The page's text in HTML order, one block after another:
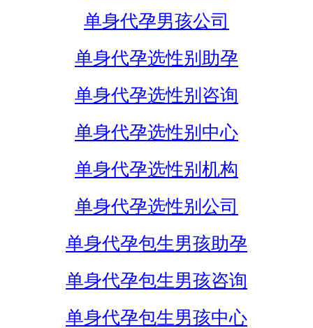
单身代孕男孩公司
单身代孕选性别助孕
单身代孕选性别咨询
单身代孕选性别中心
单身代孕选性别机构
单身代孕选性别公司
单身代孕包生男孩助孕
单身代孕包生男孩咨询
单身代孕包生男孩中心